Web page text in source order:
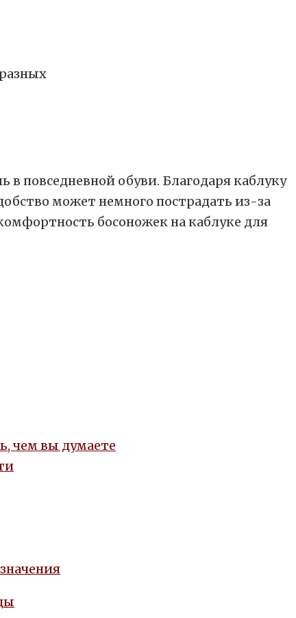
повседневной обуви. Благодаря каблуку
может немного пострадать из-за
босоножек на каблуке для
чем вы думаете